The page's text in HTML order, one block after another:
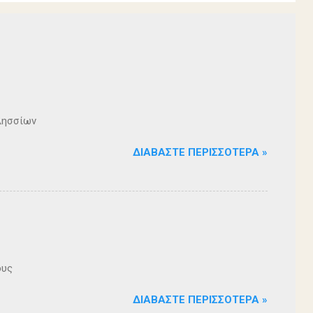
ΔΙΑΒΆΣΤΕ ΠΕΡΙΣΣΌΤΕΡΑ »
ΔΙΑΒΆΣΤΕ ΠΕΡΙΣΣΌΤΕΡΑ »